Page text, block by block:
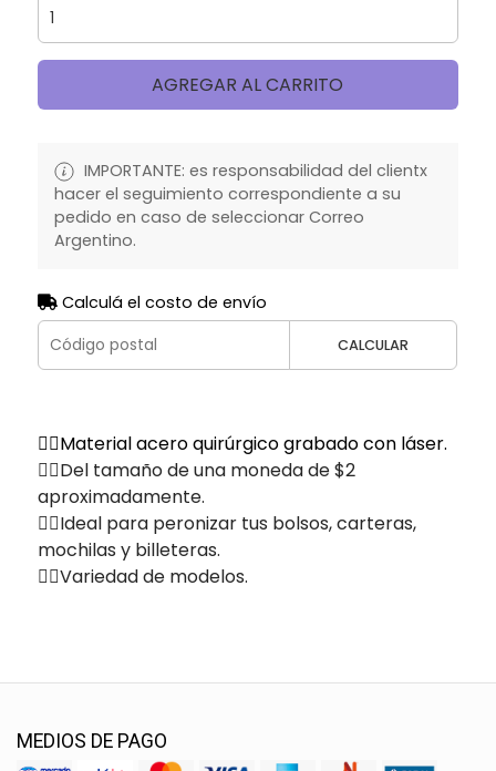
AGREGAR AL CARRITO
IMPORTANTE: es responsabilidad del clientx
hacer el seguimiento correspondiente a su
pedido en caso de seleccionar Correo
Argentino.
Calculá el costo de envío
CALCULAR
✌🏽Material acero quirúrgico grabado con láser.
✌🏽Del tamaño de una moneda de $2
aproximadamente.
✌🏽Ideal para peronizar tus bolsos, carteras,
mochilas y billeteras.
✌🏽Variedad de modelos.
MEDIOS DE PAGO